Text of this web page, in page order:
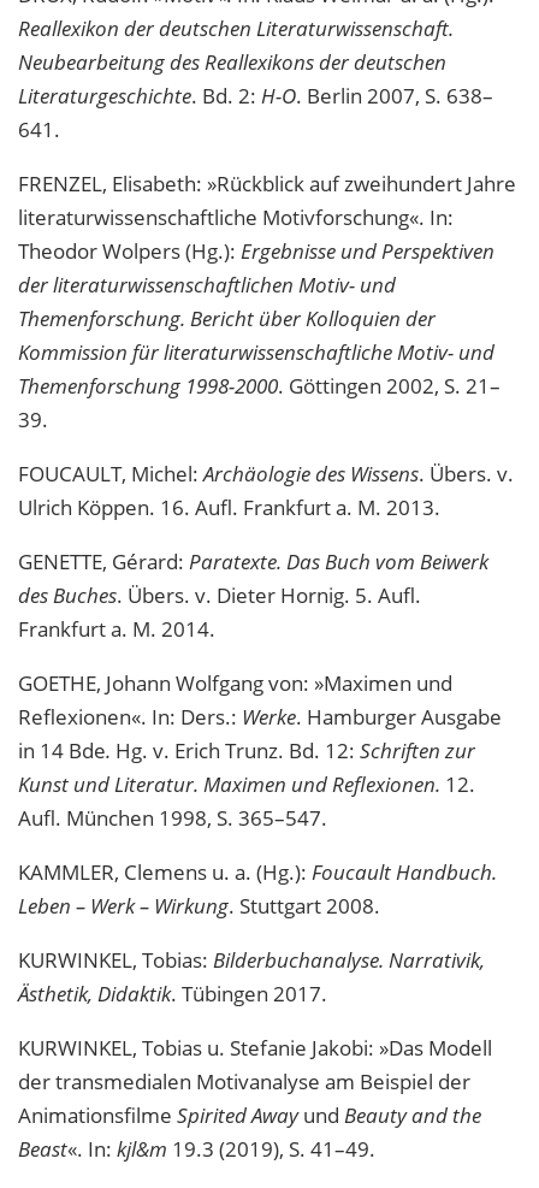
Reallexikon der deutschen Literaturwissenschaft.
Neubearbeitung des Reallexikons der deutschen
Literaturgeschichte. Bd. 2: H-O. Berlin 2007, S. 638–
641.
FRENZEL, Elisabeth: »Rückblick auf zweihundert Jahre
literaturwissenschaftliche Motivforschung«. In:
Theodor Wolpers (Hg.): Ergebnisse und Perspektiven
der literaturwissenschaftlichen Motiv- und
Themenforschung. Bericht über Kolloquien der
Kommission für literaturwissenschaftliche Motiv- und
Themenforschung 1998-2000. Göttingen 2002, S. 21–
39.
FOUCAULT, Michel:Archäologie des Wissens. Übers. v.
Ulrich Köppen. 16. Aufl. Frankfurt a. M. 2013.
GENETTE, Gérard: Paratexte. Das Buch vom Beiwerk
des Buches. Übers. v. Dieter Hornig. 5. Aufl.
Frankfurt a. M. 2014.
GOETHE, Johann Wolfgang von: »Maximen und
Reflexionen«. In: Ders.: Werke. Hamburger Ausgabe
in 14 Bde. Hg. v. Erich Trunz. Bd. 12: Schriften zur
Kunst und Literatur. Maximen und Reflexionen. 12.
Aufl. München 1998, S. 365–547.
KAMMLER, Clemens u. a. (Hg.): Foucault Handbuch.
Leben – Werk – Wirkung. Stuttgart 2008.
KURWINKEL, Tobias: Bilderbuchanalyse. Narrativik,
Ästhetik, Didaktik. Tübingen 2017.
KURWINKEL, Tobias u. Stefanie Jakobi: »Das Modell
der transmedialen Motivanalyse am Beispiel der
Animationsfilme Spirited Awayund Beauty and the
Beast«. In: kjl&m 19.3 (2019), S. 41–49.